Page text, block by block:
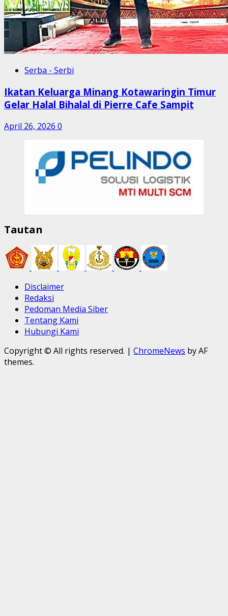
Serba - Serbi
Ikatan Keluarga Minang Kotawaringin Timur
Gelar Halal Bihalal di Pierre Cafe Sampit
April 26, 2026 0
Tautan
Disclaimer
Redaksi
Pedoman Media Siber
Tentang Kami
Hubungi Kami
Copyright © All rights reserved. | ChromeNews by AF
themes.